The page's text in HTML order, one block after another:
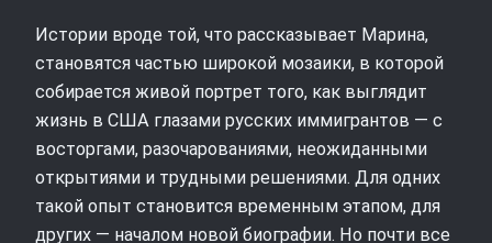
Истории вроде той, что рассказывает Марина,
становятся частью широкой мозаики, в которой
собирается живой портрет того, как выглядит
жизнь в США глазами русских иммигрантов — с
восторгами, разочарованиями, неожиданными
открытиями и трудными решениями. Для одних
такой опыт становится временным этапом, для
других — началом новой биографии. Но почти все